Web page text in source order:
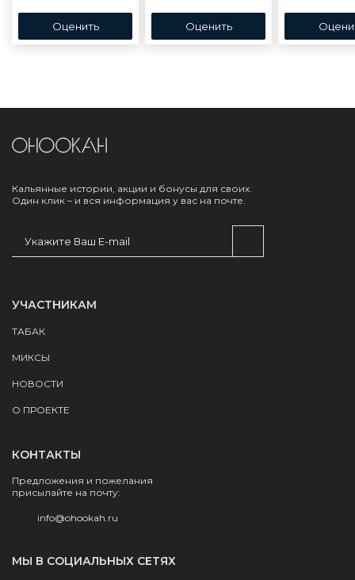
Кальянные истории, акции и бонусы для своих.
Один клик – и вся информация у вас на почте.
УЧАСТНИКАМ
ТАБАК
МИКСЫ
НОВОСТИ
О ПРОЕКТЕ
КОНТАКТЫ
Предложения и пожелания
присылайте на почту:
info@ohookah.ru
МЫ В СОЦИАЛЬНЫХ СЕТЯХ